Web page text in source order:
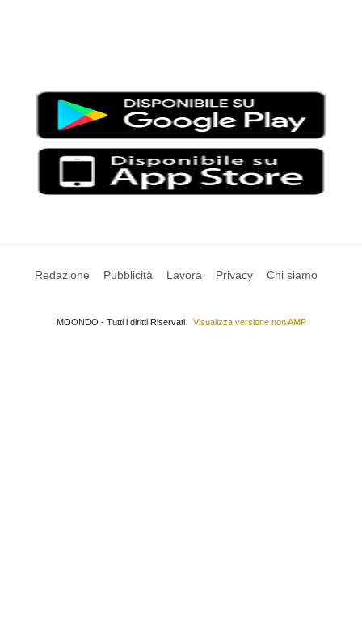
Redazione Pubblicità Lavora Privacy Chi siamo
MOONDO - Tutti i diritti Riservati Visualizza versione non AMP